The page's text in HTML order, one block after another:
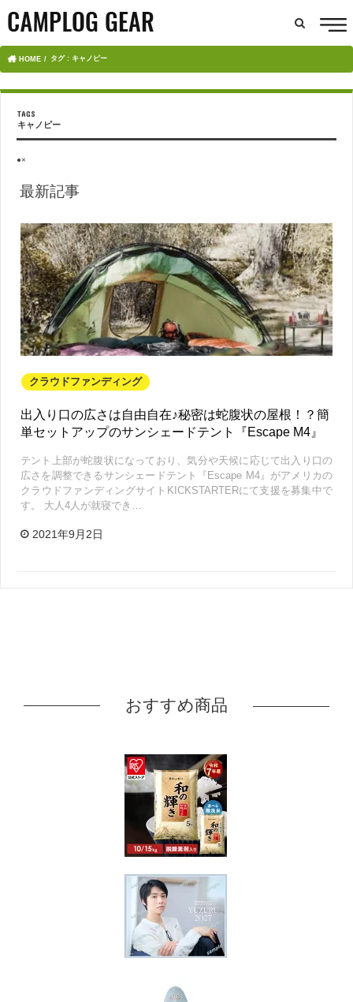
HOME タグ : キャノピー
キャノピー
●×
最新記事
クラウドファンディング
出入り口の広さは自由自在♪秘密は蛇腹状の屋根！？簡
単セットアップのサンシェードテント『Escape M4』
テント上部が蛇腹状になっており、気分や天候に応じて出入り口の
広さを調整できるサンシェードテント『Escape M4』がアメリカの
クラウドファンディングサイトKICKSTARTERにて支援を募集中で
す。 大人4人が就寝でき…
2021年9月2日
おすすめ商品